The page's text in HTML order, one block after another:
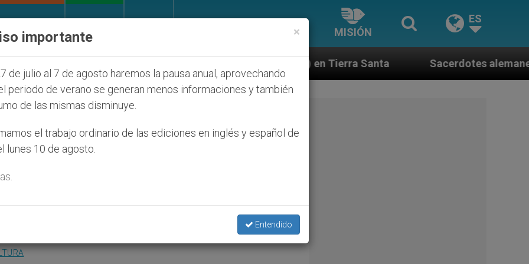
MISIÓN
ES
que afecta a cristianos (y no sólo) en Tierra Santa Sacerdotes alemanes fieles al Papa
misioneros en
Consejo Pontificio para los Emigrantes
×
importante
de julio al 7 de agosto haremos la pausa anual, aprovechando
periodo de verano se generan menos informaciones y también
de las mismas disminuye.
el trabajo ordinario de las ediciones en inglés y español de
lunes 10 de agosto.
Entendido